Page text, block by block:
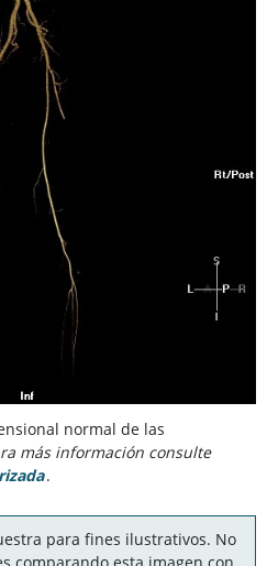
normal de las
más información consulte
.
para fines ilustrativos. No